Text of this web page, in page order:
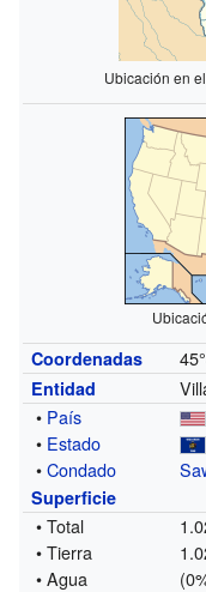
Ubicación en
Coordenadas
Entidad
• País
• Estado
•Condado
Superficie
• Total
• Tierra
• Agua